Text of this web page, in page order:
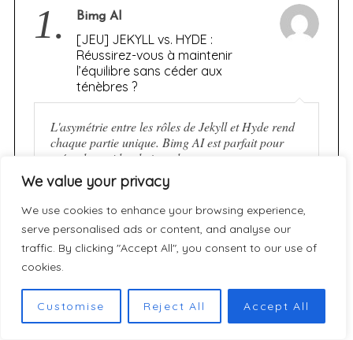
We value your privacy
We use cookies to enhance your browsing experience,
serve personalised ads or content, and analyse our
traffic. By clicking "Accept All", you consent to our use of
cookies.
Customise Reject All Accept All
1. Bimg AI
[JEU] JEKYLL vs. HYDE :
Réussirez-vous à maintenir
l’équilibre sans céder aux
ténèbres ?
L'asymétrie entre les rôles de Jekyll et Hyde rend
chaque partie unique. Bimg AI est parfait pour
créer des guides de jeux de cartes.
2.
[JEU] JEKYLL vs. HYDE :
Réussirez-vous à maintenir
ténèbres ?
Merci pour cette analyse détaillée de Jekyll vs.